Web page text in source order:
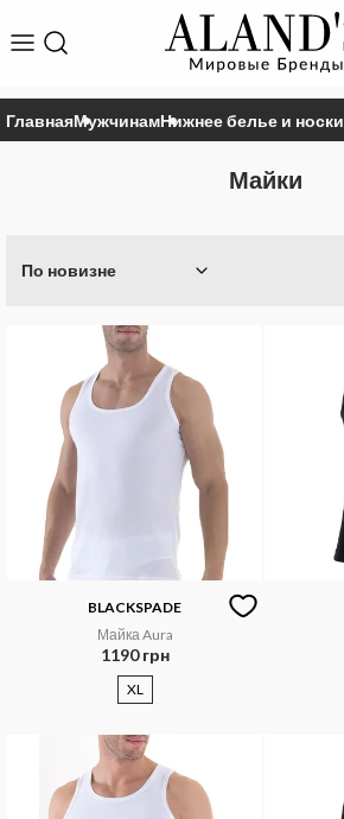
ГлавнаяМужчинамНижнее белье и носки
Майки
По новизне
BLACKSPADE
Майка Aura
1190 грн
XL